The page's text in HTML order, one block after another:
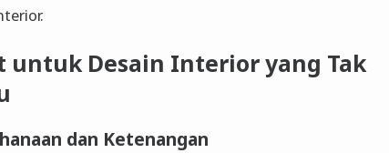
untuk Desain Interior yang Tak
dan Ketenangan